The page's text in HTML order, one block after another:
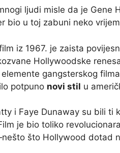
ljudi misle da je Gene
bio u toj zabuni neko
iz 1967. je zaista
Hollywoodske
gangsterskog
potpuno novi stil u
i Faye Dunaway su bili ti
je bio toliko
što Hollywood dotad